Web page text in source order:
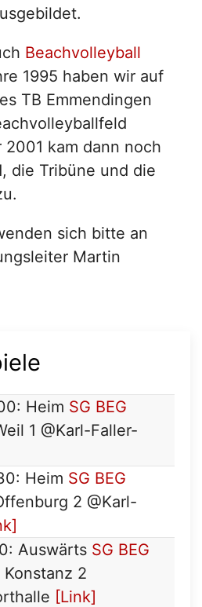
Beachvolleyball
1995 haben wir auf
TB Emmendingen
2001 kam dann noch
die Tribüne und die
sich bitte an
Martin
Heim SG BEG
1 @Karl-Faller-
Heim SG BEG
2 @Karl-
Auswärts SG BEG
Konstanz 2
[Link]